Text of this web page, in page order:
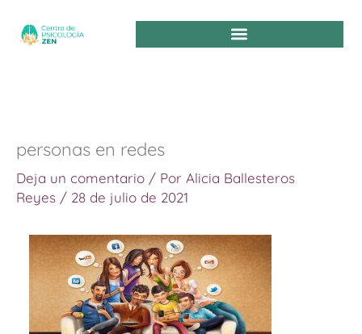
personas en redes
Deja un comentario / Por Alicia Ballesteros
Reyes / 28 de julio de 2021